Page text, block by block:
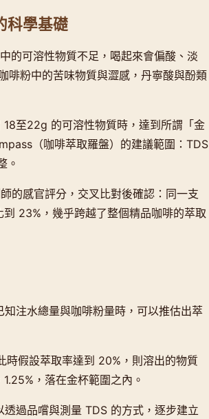
科學基礎
的可溶性物質不足，喝起來會偏酸、淡
啡粉中的苦味物質與澀感，丹寧酸與酚類
至22g 的可溶性物質時，達到所謂「金
（咖啡萃取羅盤）的建議範圍：TDS
。
的感官評分，交叉比對後確認：同一支
23%，幾乎跨越了整個精品咖啡的萃取
注水總量與咖啡粉量時，可以推估出萃
假設萃取率達到 20%，則溶出的物質
，落在金杯範圍之內。
過品嚐與測量 TDS 的方式，逐步建立